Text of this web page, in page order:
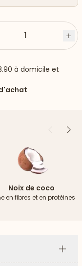
1
à domicile et
Précédent
Noix de coco
en fibres et en protéines
Plus